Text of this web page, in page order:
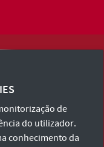
de Privacidade
de
do utilizador.
conhecimento da